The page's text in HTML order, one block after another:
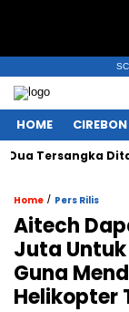
HOME
Tersangka
Home / Pers Rilis
Aitech
Juta
Guna
Helikopter